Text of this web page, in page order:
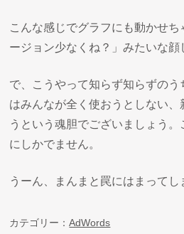
こんな感じでグラフにも動かせ
ージョン少なくね？」みたいな顔
で、こうやって知らず知らずの
はみんなが全く使おうとしない、
うという魂胆でございましょう
にしかでません。
うーん、まんまと罠にはまってし
カテゴリー：AdWords